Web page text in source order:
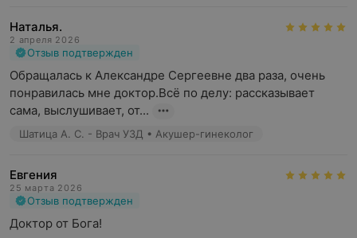
Наталья.
2 апреля 2026
Отзыв подтвержден
Обращалась к Александре Сергеевне два раза, очень
понравилась мне доктор.Всё по делу: рассказывает
сама, выслушивает, от...
Шатица А. С. - Врач УЗД • Акушер-гинеколог
Евгения
25 марта 2026
Отзыв подтвержден
Доктор от Бога!